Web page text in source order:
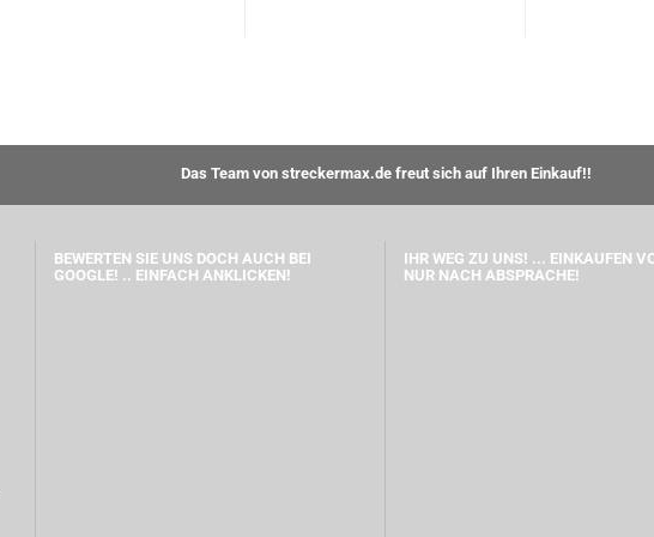
Das Team von streckermax.de freut sich auf Ihren Einkauf!!
BEWERTEN SIE UNS DOCH AUCH BEI
GOOGLE! .. EINFACH ANKLICKEN!
IHR WEG ZU UNS! ... EINKAUFEN
NUR NACH ABSPRACHE!